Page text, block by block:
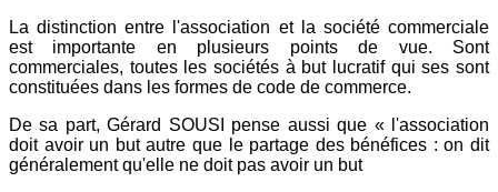
La distinction entre l'association et la société commerciale
est importante en plusieurs points de vue. Sont
commerciales, toutes les sociétés à but lucratif qui ses sont
constituées dans les formes de code de commerce.
De sa part, Gérard SOUSI pense aussi que « l'association
doit avoir un but autre que le partage des bénéfices : on dit
généralement qu'elle ne doit pas avoir un but